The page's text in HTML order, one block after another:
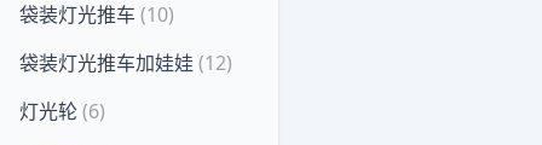
袋装灯光推车 (10)
袋装灯光推车加娃娃 (12)
灯光轮(6)